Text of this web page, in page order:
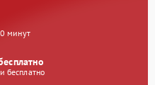
минут
бесплатно